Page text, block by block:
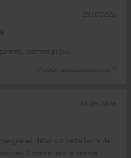
comme prévu.
(Traduit automatiquement *)
23.07.2026
en détail sur cette barre de
Comme tout le monde
24.06.2026